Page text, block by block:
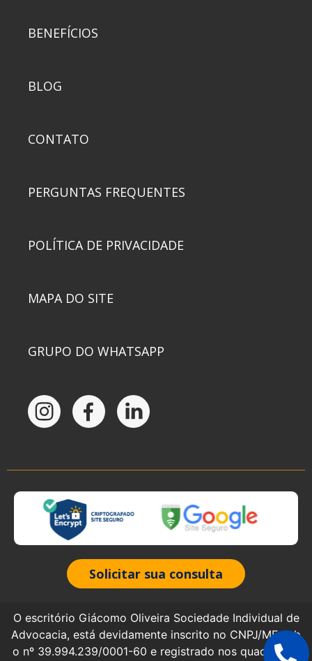
BENEFÍCIOS
BLOG
CONTATO
PERGUNTAS FREQUENTES
POLÍTICA DE PRIVACIDADE
MAPA DO SITE
GRUPO DO WHATSAPP
Solicitar sua consulta
O escritório Giácomo Oliveira Sociedade Individual de
Advocacia, está devidamente inscrito no CNPJ/MF sob
o nº 39.994.239/0001-60 e registrado nos quadros da